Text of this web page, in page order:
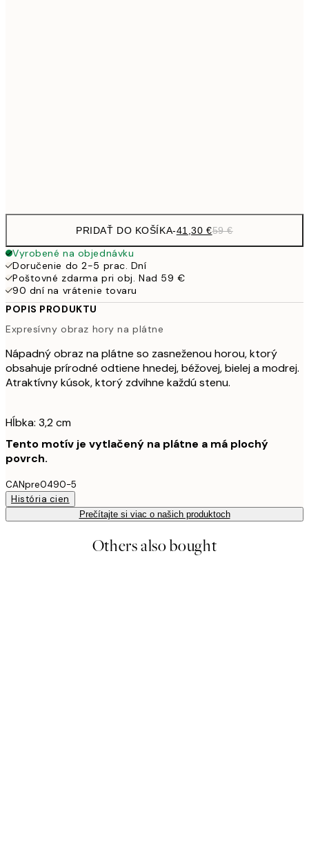
PRIDAŤ DO KOŠÍKA-41,30 €59 €
Vyrobené na objednávku
Doručenie do 2-5 prac. Dní
Poštovné zdarma pri obj. Nad 59 €
90 dní na vrátenie tovaru
POPIS PRODUKTU
Expresívny obraz hory na plátne
Nápadný obraz na plátne so zasneženou horou, ktorý
obsahuje prírodné odtiene hnedej, béžovej, bielej a modrej.
Atraktívny kúsok, ktorý zdvihne každú stenu.
Hĺbka: 3,2 cm
Tento motív je vytlačený na plátne a má plochý
povrch.
CANpre0490-5
História cien
Prečítajte si viac o našich produktoch
Others also bought